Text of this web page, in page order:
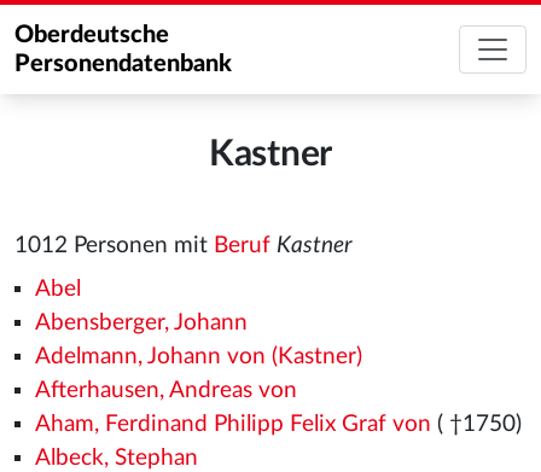
Oberdeutsche
Personendatenbank
Kastner
1012 Personen mit Beruf Kastner
Abel
Abensberger, Johann
Adelmann, Johann von (Kastner)
Afterhausen, Andreas von
Aham, Ferdinand Philipp Felix Graf von ( †1750)
Albeck, Stephan